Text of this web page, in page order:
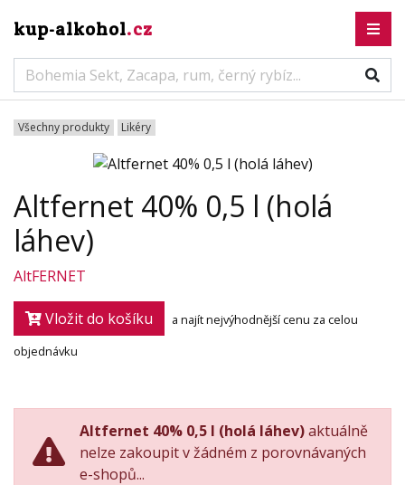
kup-alkohol.cz
Všechny produkty Likéry
Altfernet 40% 0,5 l (holá
láhev)
AltFERNET
Vložit do košíku
a najít nejvýhodnější cenu za celou
objednávku
Altfernet 40% 0,5 l (holá láhev)aktuálně
nelze zakoupit v žádném z porovnávaných
e-shopů...